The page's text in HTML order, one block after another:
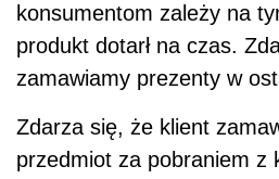
konsumentom zależy na
produkt dotarł na czas.
zamawiamy prezenty w
Zdarza się, że klient
przedmiot za pobraniem z